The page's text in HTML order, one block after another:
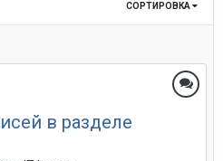
СОРТИРОВКА
в разделе